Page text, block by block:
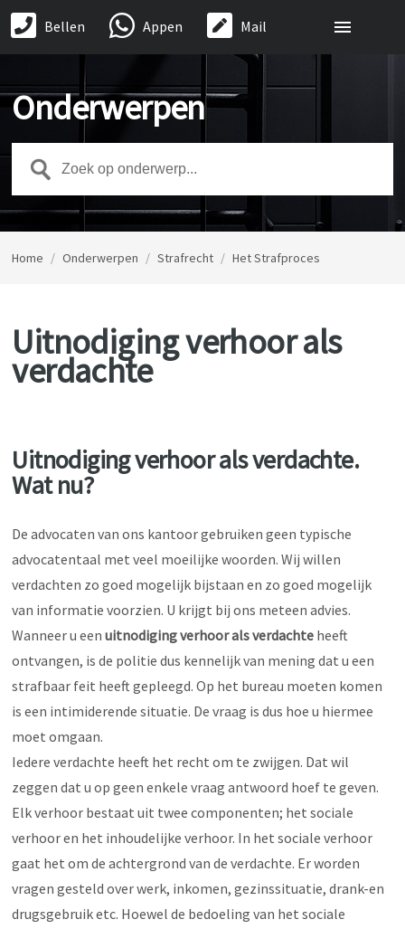
Bellen Appen Mail
Onderwerpen
Home / Onderwerpen / Strafrecht / Het Strafproces
Uitnodiging verhoor als
verdachte
Uitnodiging verhoor als verdachte.
Wat nu?
De advocaten van ons kantoor gebruiken geen typische
advocatentaal met veel moeilijke woorden. Wij willen
verdachten zo goed mogelijk bijstaan en zo goed mogelijk
van informatie voorzien. U krijgt bij ons meteen advies.
Wanneer u eenuitnodiging verhoor als verdachte heeft
ontvangen, is de politie dus kennelijk van mening dat u een
strafbaar feit heeft gepleegd. Op het bureau moeten komen
is een intimiderende situatie. De vraag is dus hoe u hiermee
moet omgaan.
Iedere verdachte heeft het recht om te zwijgen. Dat wil
zeggen dat u op geen enkele vraag antwoord hoef te geven.
Elk verhoor bestaat uit twee componenten; het sociale
verhoor en het inhoudelijke verhoor. In het sociale verhoor
gaat het om de achtergrond van de verdachte. Er worden
vragen gesteld over werk, inkomen, gezinssituatie, drank-en
drugsgebruik etc. Hoewel de bedoeling van het sociale